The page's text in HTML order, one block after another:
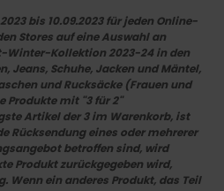
bis 10.09.2023 für jeden Online-
Stores auf eine Auswahl an
Winter-Kollektion 2023-24 in den
Jeans, Schuhe, Jacken und Mäntel,
und Rucksäcke (Frauen und
Produkte mit "3 für 2"
Artikel der 3 im Warenkorb, ist
Rücksendung eines oder mehrerer
betroffen sind, wird
Produkt zurückgegeben wird,
Wenn ein anderes Produkt, das Teil